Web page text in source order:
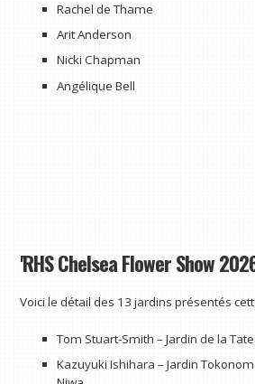
Rachel de Thame
Arit Anderson
Nicki Chapman
Angélique Bell
'RHS Chelsea Flower Show
Voici le détail des 13 jardins présentés
Tom Stuart-Smith – Jardin de la
Kazuyuki Ishihara – Jardin